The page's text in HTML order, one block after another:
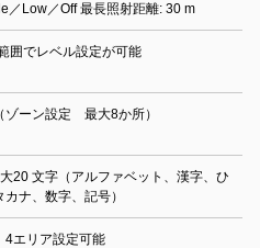
／Low／Off 最長照射距離: 30 m
囲でレベル設定が可能
ゾーン設定 最大8か所）
20 文字（アルファベット、漢字、ひ
ナ、数字、記号）
4エリア設定可能